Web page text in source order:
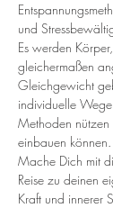
und
Es werden
gleichermaßen
Gleichgewicht
individuelle
Methoden
einbauen können.
Mache Dich mit
Reise zu deinen
Kraft und innerer